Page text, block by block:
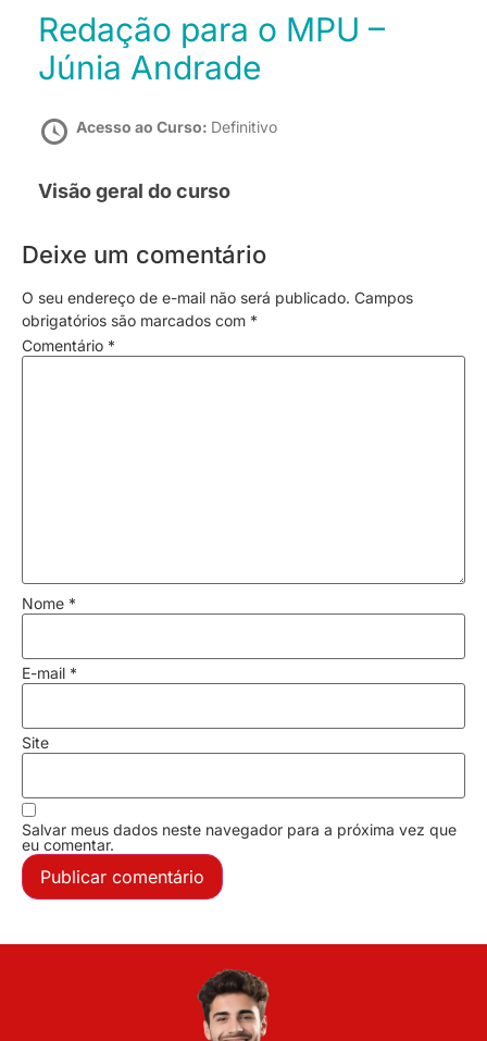
Redação para o MPU –
Júnia Andrade
Acesso ao Curso: Definitivo
Visão geral do curso
Deixe um comentário
O seu endereço de e-mail não será publicado. Campos
obrigatórios são marcados com *
Comentário *
Nome *
E-mail *
Site
Salvar meus dados neste navegador para a próxima vez que
eu comentar.